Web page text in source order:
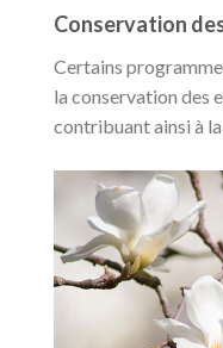
Conservation
Certains
la conservation des
contribuant ainsi à